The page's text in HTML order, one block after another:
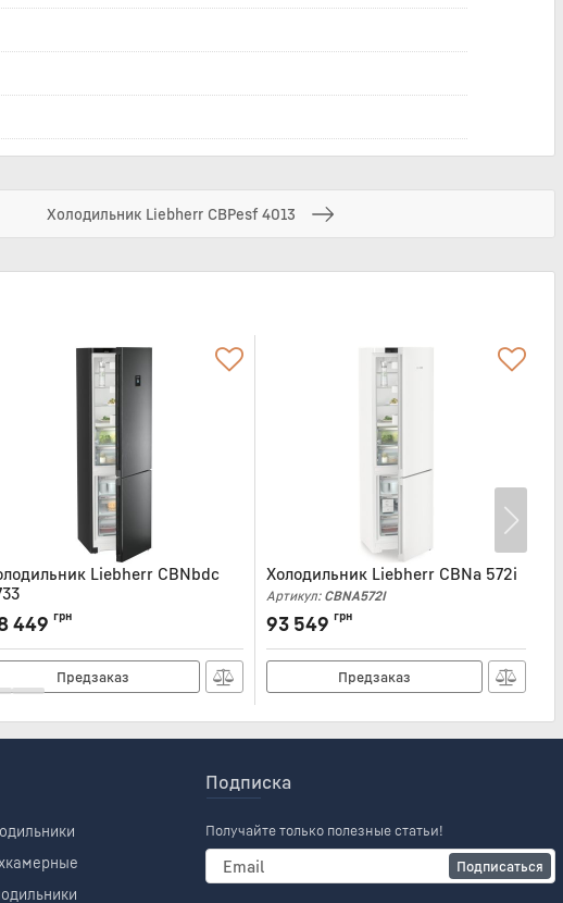
Холодильник Liebherr CBPesf 4013
Liebherr CBNbdc
CBNBDC5733
449 грн
Предзаказ
Холодильник Liebherr CBNa 572i
Артикул: CBNA572I
93 549 грн
Предзаказ
Подписка
Получайте только полезные статьи!
Подписаться